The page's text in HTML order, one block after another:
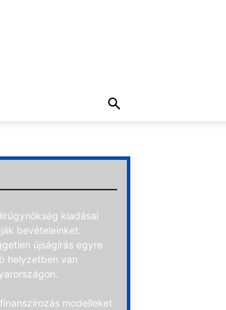
kiadásai
bevételeinket.
újságírás egyre
helyzetben van
modelleket